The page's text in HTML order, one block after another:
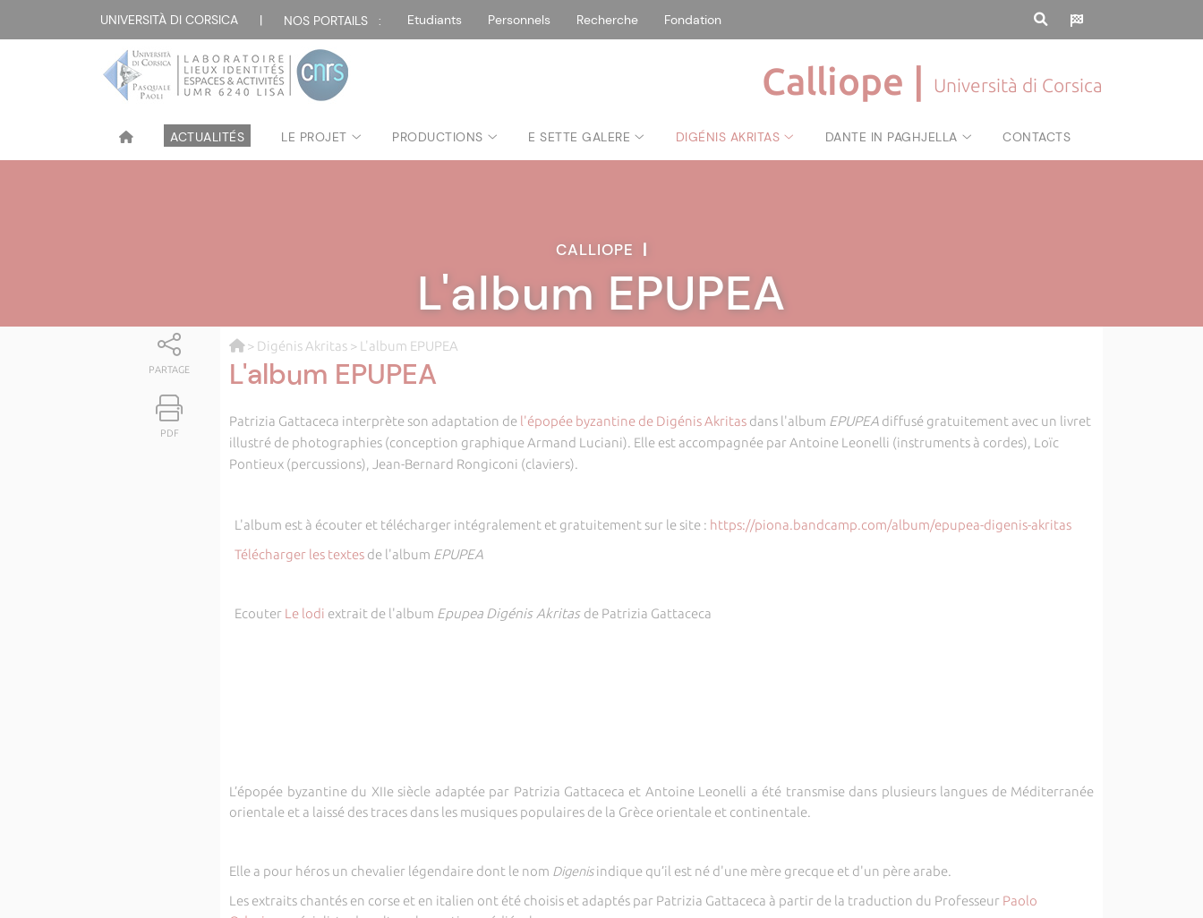
UNIVERSITÀ DI CORSICA | NOS PORTAILS : Etudiants Personnels Recherche Fondation
Calliope | Università di Corsica
ACTUALITÉS LE PROJET PRODUCTIONS E SETTE GALERE DIGÉNIS AKRITAS DANTE IN PAGHJELLA CONTACTS
CALLIOPE |
L'album EPUPEA
PARTAGE
PDF
> Digénis Akritas > L'album EPUPEA
L'album EPUPEA
Patrizia Gattaceca interprète son adaptation de l'épopée byzantine de Digénis Akritas dans l'album EPUPEA diffusé gratuitement avec un livret
illustré de photographies (conception graphique Armand Luciani). Elle est accompagnée par Antoine Leonelli (instruments à cordes), Loïc
Pontieux (percussions), Jean-Bernard Rongiconi (claviers).
L'album est à écouter et télécharger intégralement et gratuitement sur le site : https://piona.bandcamp.com/album/epupea-digenis-akritas
Télécharger les textes de l'album EPUPEA
Ecouter Le lodi extrait de l'album Epupea Digénis Akritas de Patrizia Gattaceca
L’épopée byzantine du XIIe siècle adaptée par Patrizia Gattaceca et Antoine Leonelli a été transmise dans plusieurs langues de Méditerranée
orientale et a laissé des traces dans les musiques populaires de la Grèce orientale et continentale.
Elle a pour héros un chevalier légendaire dont le nom Digenisindique qu’il est né d'une mère grecque et d'un père arabe.
Les extraits chantés en corse et en italien ont été choisis et adaptés par Patrizia Gattaceca à partir de la traduction du Professeur Paolo